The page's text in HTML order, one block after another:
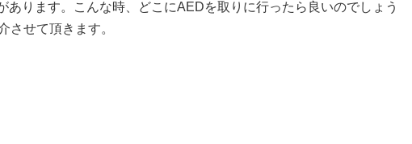
あります。こんな時、どこにAEDを取りに行ったら良いのでしょう
させて頂きます。